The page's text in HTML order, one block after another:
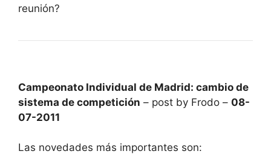
reunión?
Campeonato Individual de Madrid: cambio de
sistema de competición – post by Frodo – 08-
07-2011
Las novedades más importantes son: